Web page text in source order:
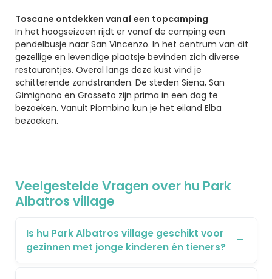
Toscane ontdekken vanaf een topcamping
In het hoogseizoen rijdt er vanaf de camping een
pendelbusje naar San Vincenzo. In het centrum van dit
gezellige en levendige plaatsje bevinden zich diverse
restaurantjes. Overal langs deze kust vind je
schitterende zandstranden. De steden Siena, San
Gimignano en Grosseto zijn prima in een dag te
bezoeken. Vanuit Piombina kun je het eiland Elba
bezoeken.
Veelgestelde Vragen over hu Park
Albatros village
Is hu Park Albatros village geschikt voor
gezinnen met jonge kinderen én tieners?